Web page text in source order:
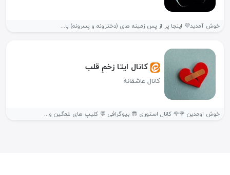
خوش آمدید💜 اینجا پر از پس زمینه های (دخترونه و پسرونه) با...
کانال ایتا زخمِ قلب
کانال عاشقانه
خوش اومدین 🌹🌹 کانال استوری 😎 بیوگرافی 💬 کلیپ های غمگین و...